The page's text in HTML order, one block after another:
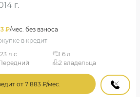
г.
₽/мес. без взноса
в кредит
л.с.
1.6 л.
2 владельца
от 7 883 ₽/мес.